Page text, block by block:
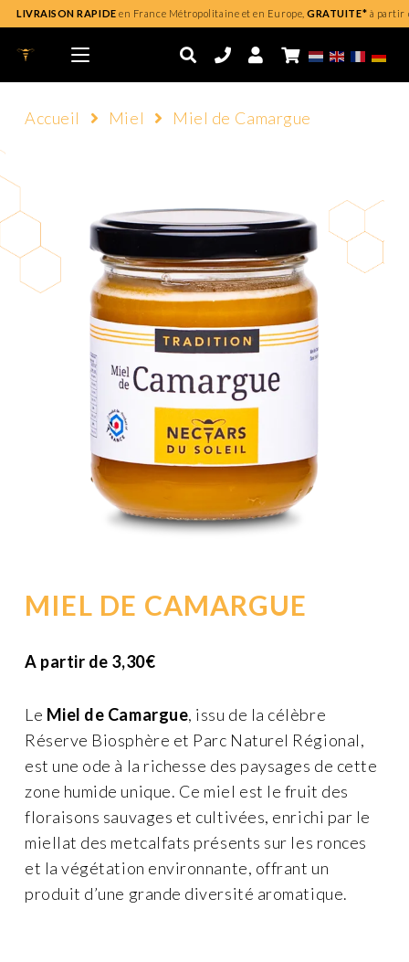
LIVRAISON RAPIDE en France Métropolitaine et en Europe,GRATUITE* à partir
Accueil Miel Miel de Camargue
MIEL DE CAMARGUE
A partir de 3,30€
Le Miel de Camargue, issu de la célèbre
Réserve Biosphère et Parc Naturel Régional,
est une ode à la richesse des paysages de cette
zone humide unique. Ce miel est le fruit des
floraisons sauvages et cultivées, enrichi par le
miellat des metcalfats présents sur les ronces
et la végétation environnante, offrant un
produit d’une grande diversité aromatique.